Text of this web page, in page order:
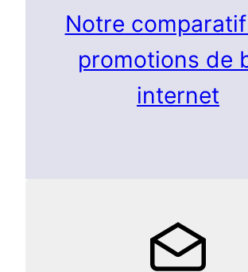
Notre
promotions de
internet